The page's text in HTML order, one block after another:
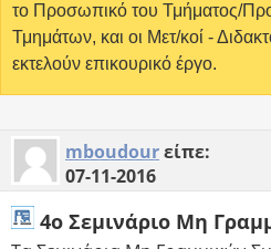
το Προσωπικό του Τμήματος/
Τμημάτων, και οι Μετ/κοί -
εκτελούν επικουρικό έργο.
mboudourείπε:
07-11-2016
4o Σεμινάριο Μη